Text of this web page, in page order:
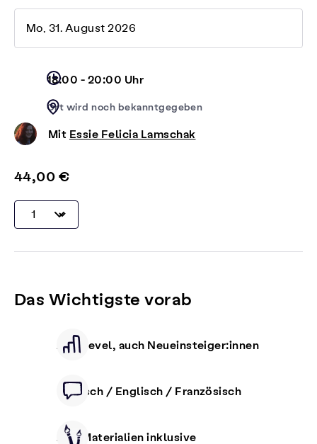
Mo, 31. August 2026
18:00 - 20:00 Uhr
Ort wird noch bekanntgegeben
Mit Essie Felicia Lamschak
44,00 €
Das Wichtigste vorab
Alle Level, auch Neueinsteiger:innen
Deutsch / Englisch / Französisch
Alle Materialien inklusive